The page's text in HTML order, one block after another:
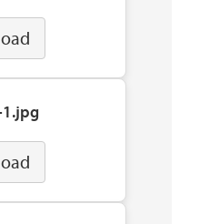
1.jpg